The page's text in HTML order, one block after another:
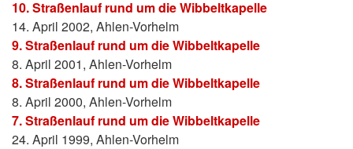
10. Straßenlauf rund um die Wibbeltkapelle
14. April 2002, Ahlen-Vorhelm
9. Straßenlauf rund um die Wibbeltkapelle
8. April 2001, Ahlen-Vorhelm
8. Straßenlauf rund um die Wibbeltkapelle
8. April 2000, Ahlen-Vorhelm
7. Straßenlauf rund um die Wibbeltkapelle
24. April 1999, Ahlen-Vorhelm